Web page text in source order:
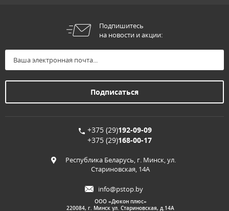
Подпишитесь
на новости и акции:
+375 (29)192-09-09
+375 (29)168-00-17
Республика Беларусь, г. Минск, ул.
Стариновская, 14А
info@pstop.by
ООО «Дюкон плюс»
220084, г. Минск ул. Стариновская, д.14А